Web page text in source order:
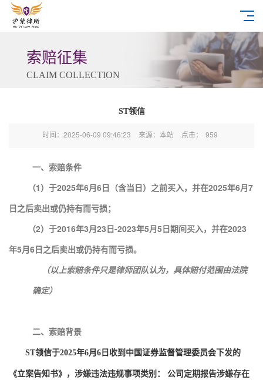
索赔征集
CLAIM COLLECTION
ST领信
时间：2025-06-09 09:46:23 来源：本站 点击： 959
一、索赔条件
（1）于2025年6月6日（含当日）之前买入，并在2025年6月7
日之后卖出或仍持有而亏损；
（2）于2016年3月23日-2023年5月5日期间买入，并在2023
年5月6日之后卖出或仍持有而亏损。
（以上索赔条件只是律师团队认为，具体赔付范围由法院
确定）
二、索赔背景
ST领信于2025年6月6日收到中国证券监督管理委员会下发的
《立案告知书》，涉嫌违法违规事项类别： 公司定期报告涉嫌存在